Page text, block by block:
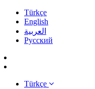
Türkçe
English
العربية
Pусский
Türkçe